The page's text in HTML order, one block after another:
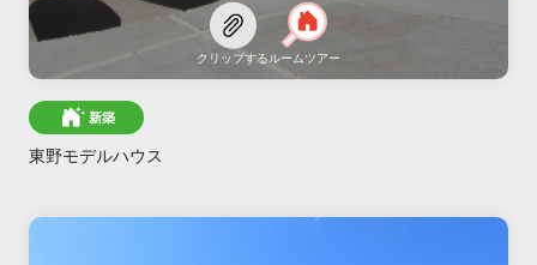
クリップするルームツアー
新築
東野モデルハウス